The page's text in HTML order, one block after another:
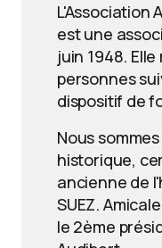
L'Association
est une
juin 1948.
personnes
dispositif de
Nous
historique,
ancienne de
SUEZ.
le 2ème